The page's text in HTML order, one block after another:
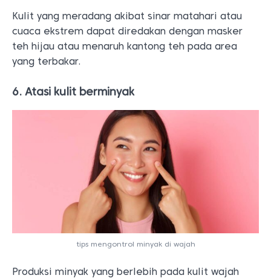
Kulit yang meradang akibat sinar matahari atau
cuaca ekstrem dapat diredakan dengan masker
teh hijau atau menaruh kantong teh pada area
yang terbakar.
6. Atasi kulit berminyak
tips mengontrol minyak di wajah
Produksi minyak yang berlebih pada kulit wajah